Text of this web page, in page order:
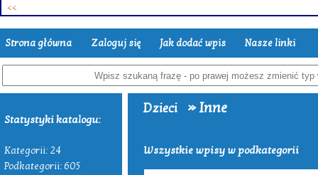
Strona główna Zaloguj się Jak dodać wpis Nasze linki
Statystyki katalogu:
Kategorii: 24
Podkategorii: 605
Dzieci » Inne
Wszystkie wpisy w podkategorii